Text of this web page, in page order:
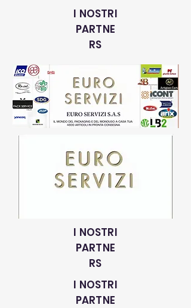
I NOSTRI
PARTNE
RS
I NOSTRI
PARTNE
RS
I NOSTRI
PARTNE